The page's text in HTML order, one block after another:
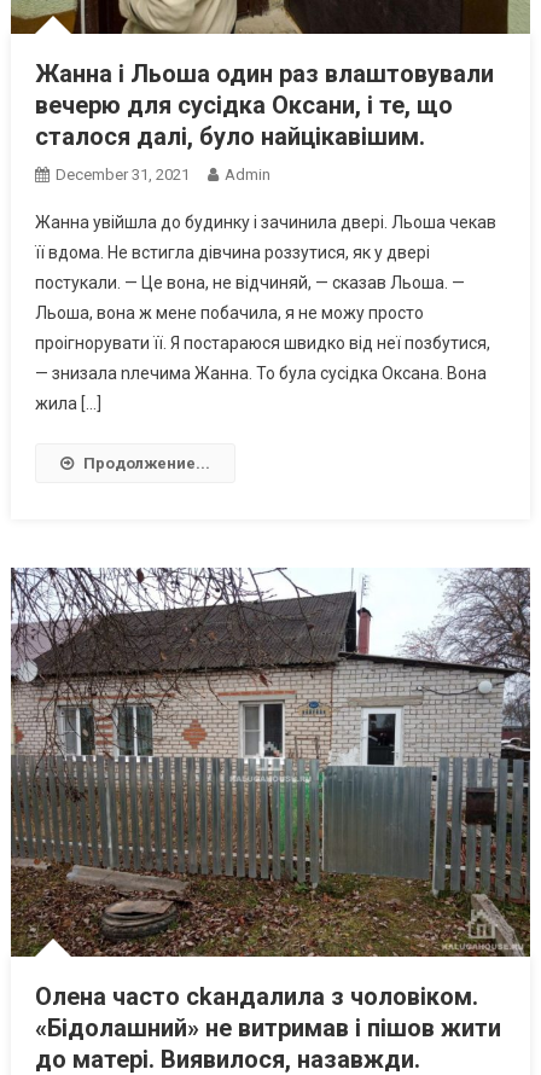
Жанна і Льоша один раз влаштовували
вечерю для сусідка Оксани, і те, що
сталося далі, було найцікавішим.
December 31, 2021 Admin
Жанна увійшла до будинку і зачинила двері. Льоша чекав
її вдома. Не встигла дівчина роззутися, як у двері
постукали. — Це вона, не відчиняй, — сказав Льоша. —
Льоша, вона ж мене побачила, я не можу просто
проігнорувати її. Я постараюся швидко від неї позбутися,
— знизала nлечима Жанна. То була сусідка Оксана. Вона
жила […]
Продолжение...
Олена часто сkандалила з чоловіком.
«Бідолашний» не витримав і пішов жити
до матері. Виявилося, назавжди.